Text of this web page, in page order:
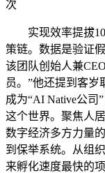
次
实现效率提拔10-
策链。数据是验证
该团队创始人兼
员。”他还提到客
成为“AI Native公司
这个世界。聚焦人
数字经济多方力量
到保举系统。从组
来孵化速度最快的